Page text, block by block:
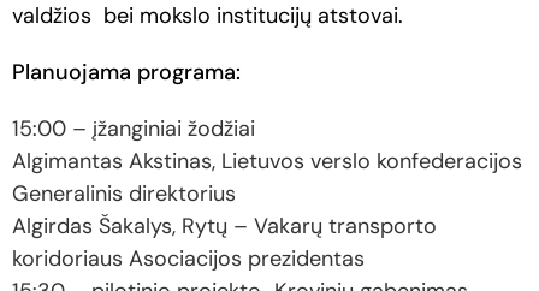
valdžios bei mokslo institucijų atstovai.
Planuojama programa:
15:00 – įžanginiai žodžiai
Algimantas Akstinas, Lietuvos verslo konfederacijos
Generalinis direktorius
Algirdas Šakalys, Rytų – Vakarų transporto
koridoriaus Asociacijos prezidentas